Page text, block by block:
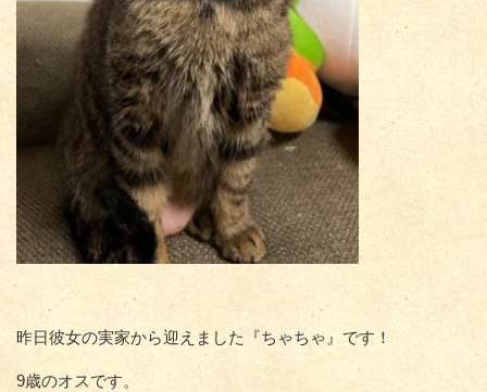
昨日彼女の実家から迎えました『ちゃちゃ』です！
9歳のオスです。